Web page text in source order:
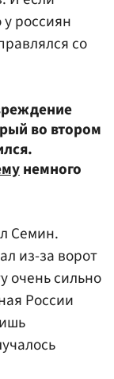
россиян
со
во втором
немного
Семин.
из-за ворот
очень сильно
России